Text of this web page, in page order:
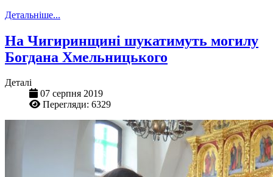
Детальніше...
На Чигиринщині шукатимуть могилу
Богдана Хмельницького
Деталі
07 серпня 2019
Перегляди: 6329